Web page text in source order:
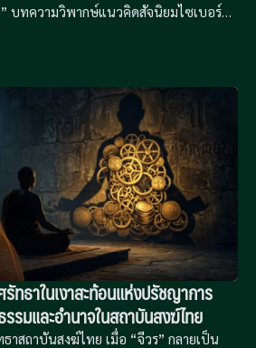
บทความวิพากษ์แนวคิดสัจนิยมไซเบอร์
ปลี่ยนวิธีมอง “ตัวตนออนไลน์” ของคุณไป
ทธาในเงาสะท้อนแห่งปรัชญาการ
รมและอำนาจในสถาบันสงฆ์ไทย
าสถาบันสงฆ์ไทย เมื่อ “จีวร” กลายเป็น